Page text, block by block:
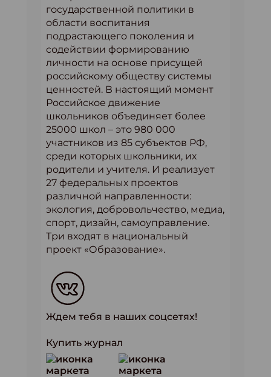
государственной политики в
области воспитания
подрастающего поколения и
содействии формированию
личности на основе присущей
российскому обществу системы
ценностей. В настоящий момент
Российское движение
школьников объединяет более
25000 школ – это 980 000
участников из 85 субъектов РФ,
среди которых школьники, их
родители и учителя. И реализует
27 федеральных проектов
различной направленности:
экология, добровольчество, медиа,
спорт, дизайн, самоуправление.
Три входят в национальный
проект «Образование».
Ждем тебя в наших соцсетях!
Купить журнал